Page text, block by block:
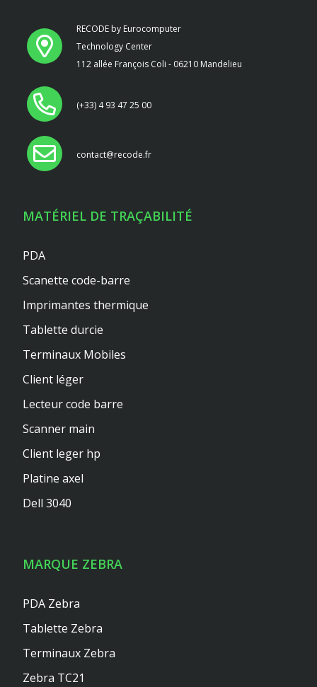
RECODE by Eurocomputer
Technology Center
112 allée François Coli - 06210 Mandelieu
(+33) 4 93 47 25 00
contact@recode.fr
MATÉRIEL DE TRAÇABILITÉ
PDA
Scanette code-barre
Imprimantes thermique
Tablette durcie
Terminaux Mobiles
Client léger
Lecteur code barre
Scanner main
Client leger hp
Platine axel
Dell 3040
MARQUE ZEBRA
PDA Zebra
Tablette Zebra
Terminaux Zebra
Zebra TC21